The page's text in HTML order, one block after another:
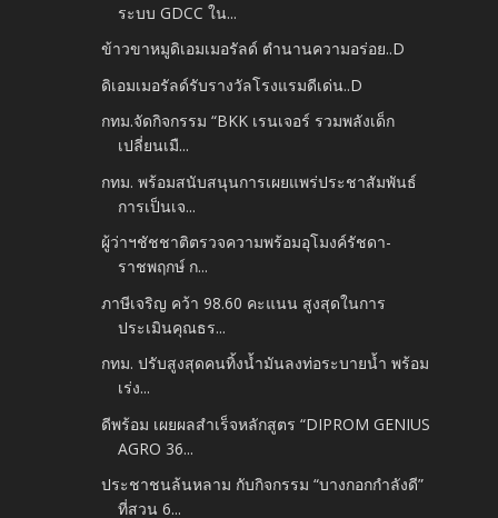
ระบบ GDCC ใน...
ข้าวขาหมูดิเอมเมอรัลด์ ตำนานความอร่อย..D
ดิเอมเมอรัลด์รับรางวัลโรงแรมดีเด่น..D
กทม.จัดกิจกรรม “BKK เรนเจอร์ รวมพลังเด็ก
เปลี่ยนเมื...
กทม. พร้อมสนับสนุนการเผยแพร่ประชาสัมพันธ์
การเป็นเจ...
ผู้ว่าฯชัชชาติตรวจความพร้อมอุโมงค์รัชดา-
ราชพฤกษ์ ก...
ภาษีเจริญ คว้า 98.60 คะแนน สูงสุดในการ
ประเมินคุณธร...
กทม. ปรับสูงสุดคนทิ้งน้ำมันลงท่อระบายน้ำ พร้อม
เร่ง...
ดีพร้อม เผยผลสำเร็จหลักสูตร “DIPROM GENIUS
AGRO 36...
ประชาชนล้นหลาม กับกิจกรรม “บางกอกกำลังดี”
ที่สวน 6...